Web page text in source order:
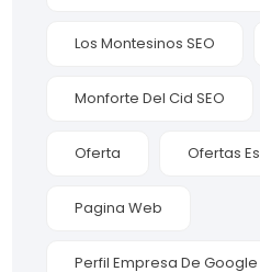
Los Montesinos SEO
Monforte Del Cid SEO
Oferta Ofertas
Pagina Web
Perfil Empresa De Google